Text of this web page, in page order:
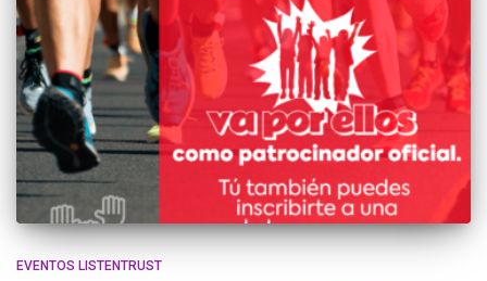
EVENTOS LISTENTRUST